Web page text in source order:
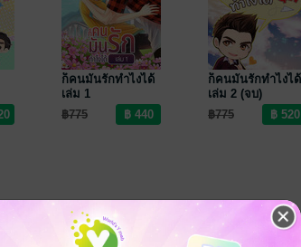
ก็คนมันรักทำไงได้
เล่ม 1
฿775
ก็คนมันรักทำไงได้
เล่ม 2 (จบ)
฿775